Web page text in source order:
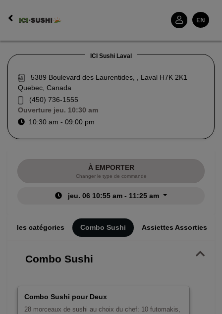
EN
ICI Sushi Laval
5389 Boulevard des Laurentides, , Laval H7K 2K1
Quebec, Canada
(450) 736-1555
Ouverture jeu. 10:30 am
10:30 am - 09:00 pm
À EMPORTER
Changer le type de commande
jeu. 06 10:55 am - 11:25 am
les catégories Combo Sushi Assiettes Assorties
Combo Sushi
Combo Sushi pour Deux
28 morceaux de sushi au choix du chef: 10 futomakis,